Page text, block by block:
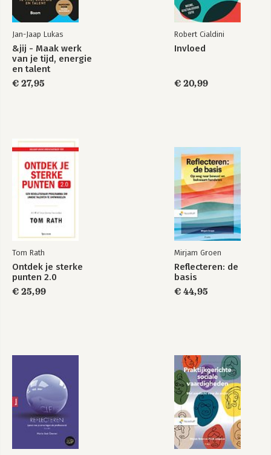
* Maatwerk MBO ICT 3 Basisboek ICT
* Effectieve Hulpmiddelen bij
cursus 'Cryptobeleggen' is besloten
richt op de lange termijn belegging.
Vanuit een ruime invalshoek wordt de
lezer geïntroduceerd in het uitgebreide
speelveld van cryptobeleggen. Een
gezonde interesse en enige hunkering
naar crypto zijn hierbij onontbeerlijk.
Cryptobeleggen in alle facetten vormt
de uitdaging om de lezer hiermee
daadwerkelijk aan de slag te laten gaan.
Frits Gubbels heeft zelf ruim 30 jaar
ervaring in diverse vormen van
ICT-beheer
Bekijk alle boeken
Jan-Jaap Lukas
&jij - Maak werk
van je tijd, energie
en talent
€ 27,95
Robert Cialdini
Invloed
€ 20,99
Tom Rath
Ontdek je sterke
punten 2.0
€ 25,99
Mirjam Groen
Reflecteren: de
basis
€ 44,95